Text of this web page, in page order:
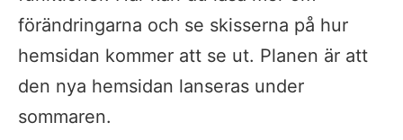
förändringarna och se skisserna på hur
hemsidan kommer att se ut. Planen är att
den nya hemsidan lanseras under
sommaren.